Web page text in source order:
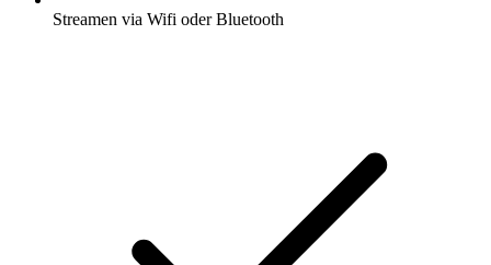
Streamen via Wifi oder Bluetooth